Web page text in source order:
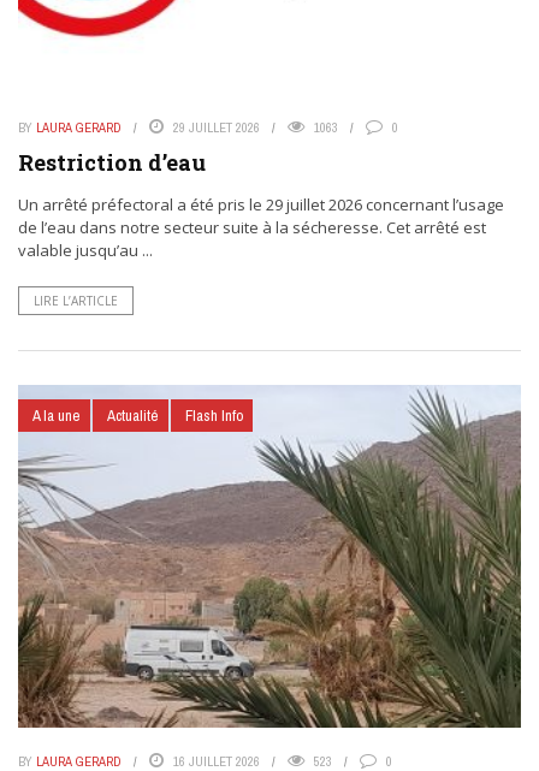
BY LAURA GERARD 29 JUILLET 2026 1063 0
Restriction d’eau
Un arrêté préfectoral a été pris le 29 juillet 2026 concernant l’usage
de l’eau dans notre secteur suite à la sécheresse. Cet arrêté est
valable jusqu’au ...
LIRE L’ARTICLE
A la une Actualité Flash Info
BY LAURA GERARD 16 JUILLET 2026 523 0